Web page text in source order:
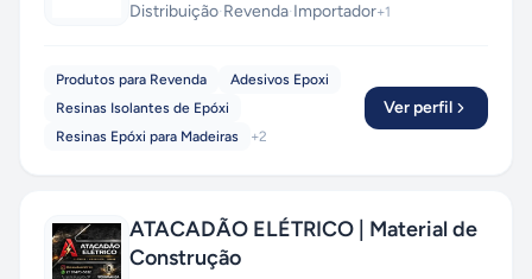
Distribuição·Revenda·Importador+1
Produtos para Revenda
Adesivos Epoxi
Resinas Isolantes de Epóxi
Resinas Epóxi para Madeiras
+2
Ver perfil
ATACADÃO ELÉTRICO | Material de
Construção